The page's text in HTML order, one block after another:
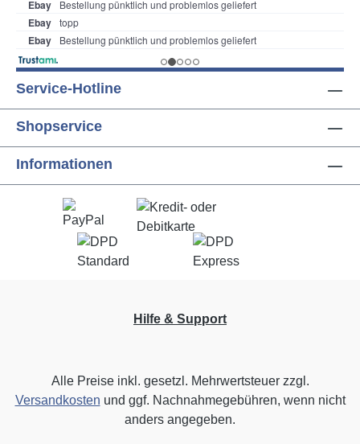
Service-Hotline
Shopservice
Informationen
Hilfe & Support
Alle Preise inkl. gesetzl. Mehrwertsteuer zzgl.
Versandkosten und ggf. Nachnahmegebühren, wenn nicht
anders angegeben.